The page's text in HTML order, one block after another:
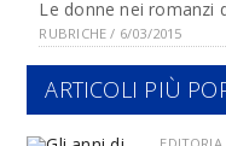
Le donne nei romanzi
RUBRICHE / 6/03/2015
ARTICOLI PIÙ